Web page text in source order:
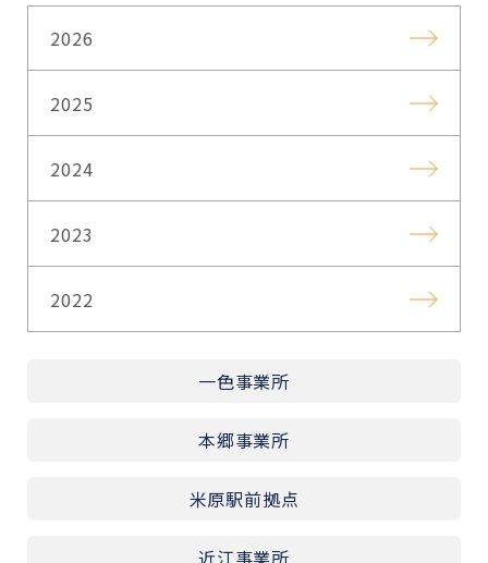
2026
2025
2024
2023
2022
一色事業所
本郷事業所
米原駅前拠点